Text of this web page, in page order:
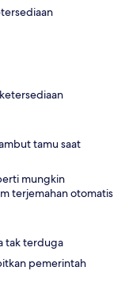
tamu saat
mungkin
terjemahan otomatis
tak terduga
pemerintah